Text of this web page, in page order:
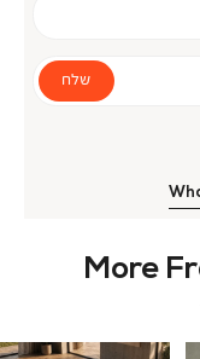
שלח
More